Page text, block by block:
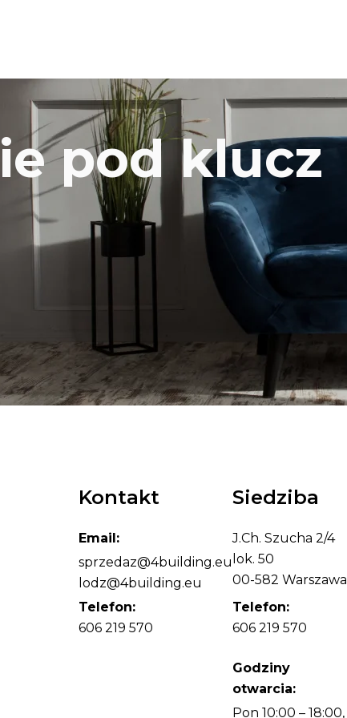
pod klucz
Kontakt
Email:
sprzedaz@4building.eu
lodz@4building.eu
Telefon:
606 219 570
Siedziba
J.Ch. Szucha 2/4
lok. 50
00-582 Warszawa
Telefon:
606 219 570
Godziny
otwarcia:
Pon 10:00 – 18:00,